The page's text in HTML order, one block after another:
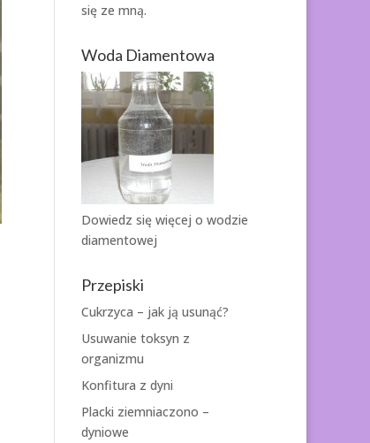
się ze mną.
Woda Diamentowa
Dowiedz się więcej o wodzie
diamentowej
Przepiski
Cukrzyca – jak ją usunąć?
Usuwanie toksyn z
organizmu
Konfitura z dyni
Placki ziemniaczono –
dyniowe